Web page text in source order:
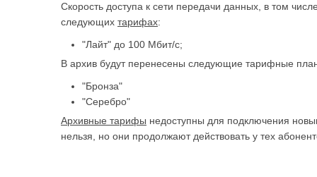
Скорость доступа к сети передачи данных, в том
следующих тарифах:
"Лайт" до 100 Мбит/с;
В архив будут перенесены следующие тарифные
"Бронза"
"Серебро"
Архивные тарифы недоступны для подключения
нельзя, но они продолжают действовать у тех